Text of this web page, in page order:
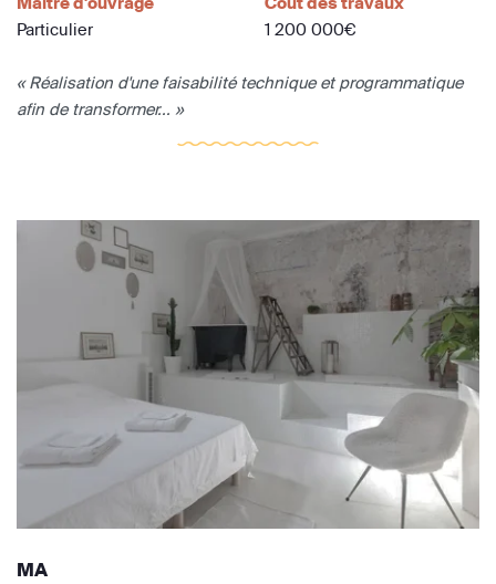
Particulier
1 200 000€
« Réalisation d'une faisabilité technique et programmatique
afin de transformer... »
MA